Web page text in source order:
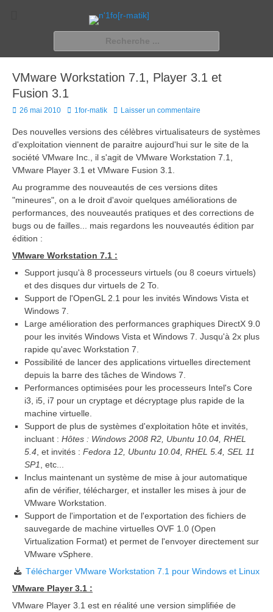
n'1fo[r-matik]
Pour les nymphos d'infos en info…
VMware Workstation 7.1, Player 3.1 et
Fusion 3.1
Posted
26 mai 2010 Author
1for-matik Laisser un commentaire
Des nouvelles versions des célèbres virtualisateurs de systèmes
d'exploitation viennent de paraitre aujourd'hui sur le site de la
société VMware Inc., il s'agit de VMware Workstation 7.1,
VMware Player 3.1 et VMware Fusion 3.1.
Au programme des nouveautés de ces versions dites
"mineures", on a le droit d'avoir quelques améliorations de
performances, des nouveautés pratiques et des corrections de
bugs ou de failles... mais regardons les nouveautés édition par
édition :
VMware Workstation 7.1 :
Support jusqu'à 8 processeurs virtuels (ou 8 coeurs virtuels)
et des disques dur virtuels de 2 To.
Support de l'OpenGL 2.1 pour les invités Windows Vista et
Windows 7.
Large amélioration des performances graphiques DirectX 9.0
pour les invités Windows Vista et Windows 7. Jusqu'à 2x plus
rapide qu'avec Workstation 7.
Possibilité de lancer des applications virtuelles directement
depuis la barre des tâches de Windows 7.
Performances optimisées pour les processeurs Intel's Core
i3, i5, i7 pour un cryptage et décryptage plus rapide de la
machine virtuelle.
Support de plus de systèmes d'exploitation hôte et invités,
incluant : Hôtes : Windows 2008 R2, Ubuntu 10.04, RHEL
5.4 , et invités : Fedora 12, Ubuntu 10.04, RHEL 5.4, SEL 11
SP1
, etc...
Inclus maintenant un système de mise à jour automatique
afin de vérifier, télécharger, et installer les mises à jour de
VMware Workstation.
Support de l'importation et de l'exportation des fichiers de
sauvegarde de machine virtuelles OVF 1.0 (Open
Virtualization Format) et permet de l'envoyer directement sur
VMware vSphere.
Télécharger VMware Workstation 7.1 pour Windows et Linux
VMware Player 3.1 :
VMware Player 3.1 est en réalité une version simplifiée de